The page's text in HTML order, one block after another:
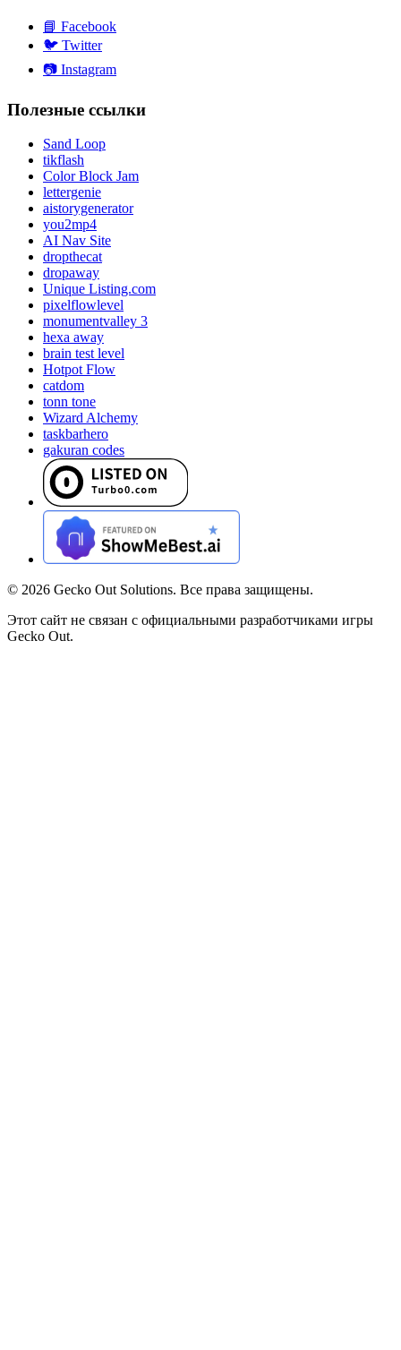
📘 Facebook
🐦 Twitter
📷 Instagram
Полезные ссылки
Sand Loop
tikflash
Color Block Jam
lettergenie
aistorygenerator
you2mp4
AI Nav Site
dropthecat
dropaway
Unique Listing.com
pixelflowlevel
monumentvalley 3
hexa away
brain test level
Hotpot Flow
catdom
tonn tone
Wizard Alchemy
taskbarhero
gakuran codes
© 2026 Gecko Out Solutions. Все права защищены.
Этот сайт не связан с официальными разработчиками игры
Gecko Out.